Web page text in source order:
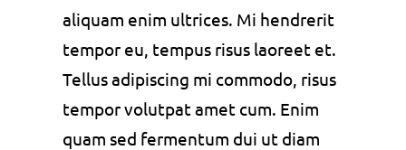
aliquam enim ultrices. Mi hendrerit
tempor eu, tempus risus laoreet et.
Tellus adipiscing mi commodo, risus
tempor volutpat amet cum. Enim
quam sed fermentum dui ut diam